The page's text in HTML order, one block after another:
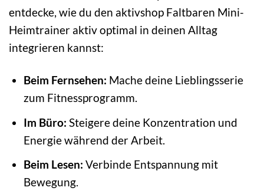
entdecke, wie du den aktivshop Faltbaren Mini-
Heimtrainer aktiv optimal in deinen Alltag
integrieren kannst:
Beim Fernsehen: Mache deine Lieblingsserie
zum Fitnessprogramm.
Im Büro: Steigere deine Konzentration und
Energie während der Arbeit.
Beim Lesen: Verbinde Entspannung mit
Bewegung.